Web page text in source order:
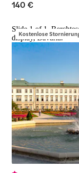
140 €
Kostenlose
Slide 1 of 1,
display, Bavaria.